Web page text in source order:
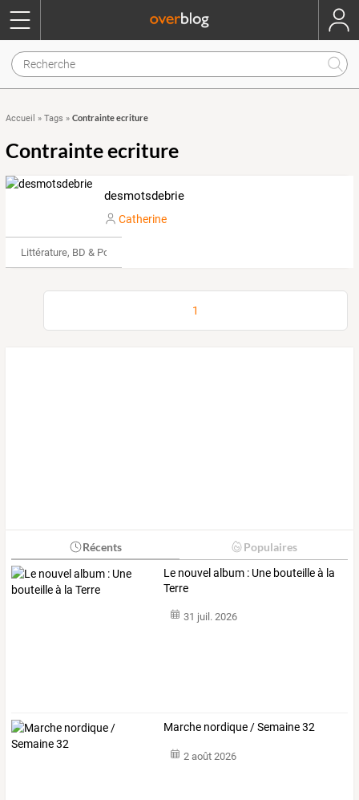
Accueil » Tags » Contrainte ecriture
Contrainte ecriture
desmotsdebrie
Catherine
Littérature, BD & Poésie
1
Récents Populaires
Le nouvel album : Une bouteille à la
Terre
31 juil. 2026
Marche nordique / Semaine 32
2 août 2026